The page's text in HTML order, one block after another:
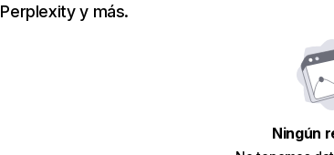
Perplexity y más.
Ningún